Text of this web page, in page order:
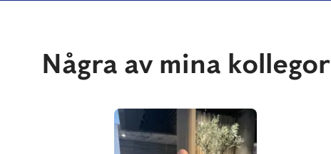
Några av mina kollegor